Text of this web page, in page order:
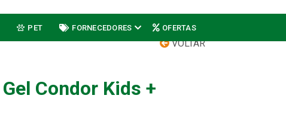
PET FORNECEDORES OFERTAS
VOLTAR
Condor Kids +